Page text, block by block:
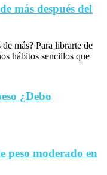
más después del
más? Para librarte de
hábitos sencillos que
¿Debo
peso moderado en